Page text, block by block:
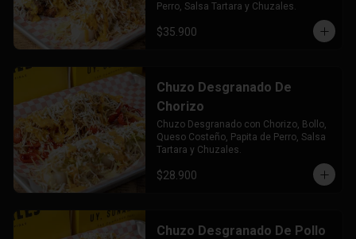
Perro, Salsa Tartara y Chuzales.
$35.900
Chuzo Desgranado De
Chorizo
Chuzo Desgranado con Chorizo, Bollo,
Queso Costeño, Papita de Perro, Salsa
Tartara y Chuzales.
$28.900
Chuzo Desgranado De Pollo